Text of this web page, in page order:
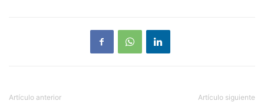
Artículo anterior Artículo siguiente